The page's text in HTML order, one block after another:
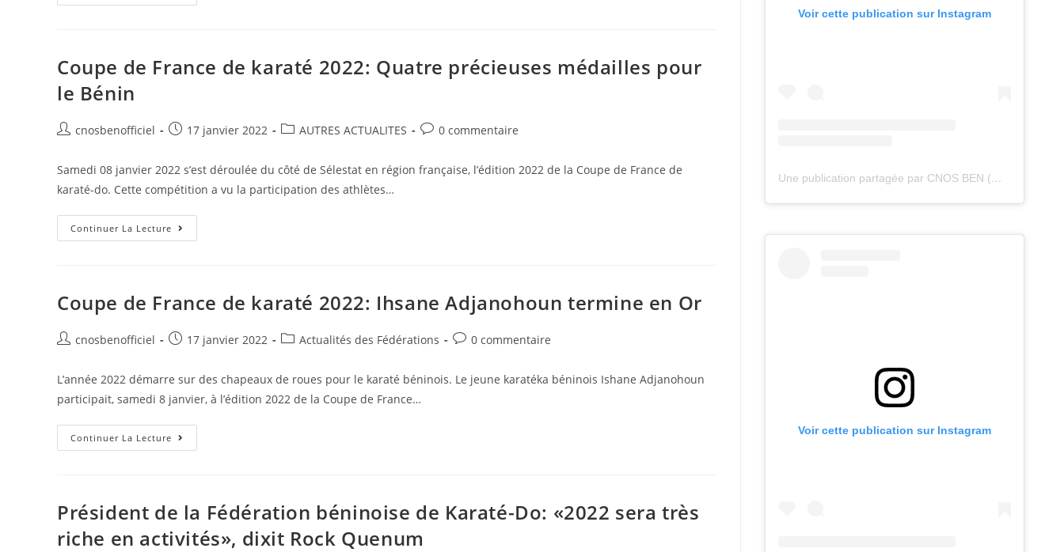
Coupe de France de karaté 2022: Quatre précieuses médailles pour
le Bénin
cnosbenofficiel 17 janvier 2022 AUTRES ACTUALITES 0 commentaire
Samedi 08 janvier 2022 s’est déroulée du côté de Sélestat en région française, l’édition 2022 de la Coupe de France de
karaté-do. Cette compétition a vu la participation des athlètes…
Continuer La Lecture
Coupe de France de karaté 2022: Ihsane Adjanohoun termine en Or
cnosbenofficiel 17 janvier 2022 Actualités des Fédérations 0 commentaire
L’année 2022 démarre sur des chapeaux de roues pour le karaté béninois. Le jeune karatéka béninois Ishane Adjanohoun
participait, samedi 8 janvier, à l’édition 2022 de la Coupe de France…
Continuer La Lecture
Président de la Fédération béninoise de Karaté-Do: «2022 sera très
riche en activités», dixit Rock Quenum
Voir cette publication sur Instagram
Une publication partagée par CNOS BEN (@cnos_ben)
Voir cette publication sur Instagram